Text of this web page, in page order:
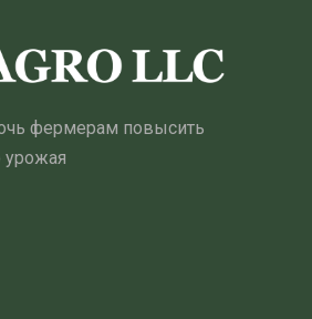
фермерам повысить
урожая